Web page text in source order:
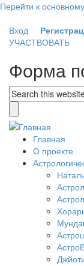
Перейти к
Вход
УЧАСТВОВАТЬ
Форма
Главная
О проекте